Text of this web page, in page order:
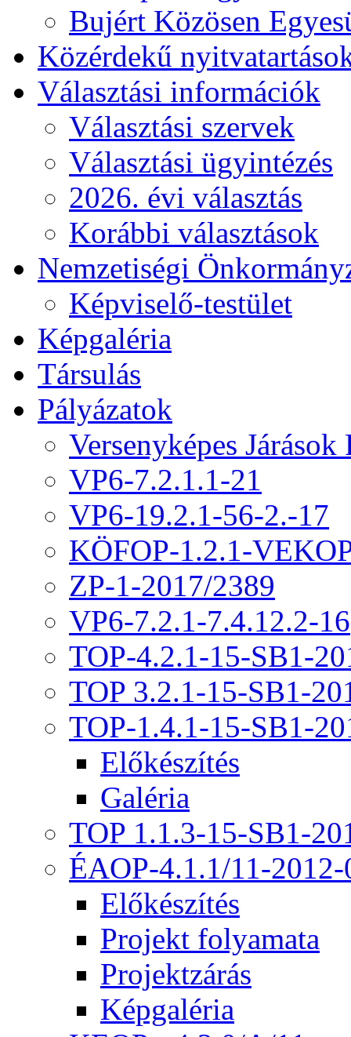
Bujért Közösen
Közérdekű
Választási információk
Választási szervek
Választási ügyintézés
2026. évi választás
Korábbi választások
Nemzetiségi
Képviselő-testület
Képgaléria
Társulás
Pályázatok
Versenyképes Járások
VP6-7.2.1.1-21
VP6-19.2.1-56-2.-17
KÖFOP-1.2.1-
ZP-1-2017/2389
VP6-7.2.1-7.4.12.2-16
TOP-4.2.1-15-SB1-
TOP 3.2.1-15-SB1-
TOP-1.4.1-15-SB1-
Előkészítés
Galéria
TOP 1.1.3-15-SB1-
ÉAOP-4.1.1/11-2012-
Előkészítés
Projekt folyamata
Projektzárás
Képgaléria